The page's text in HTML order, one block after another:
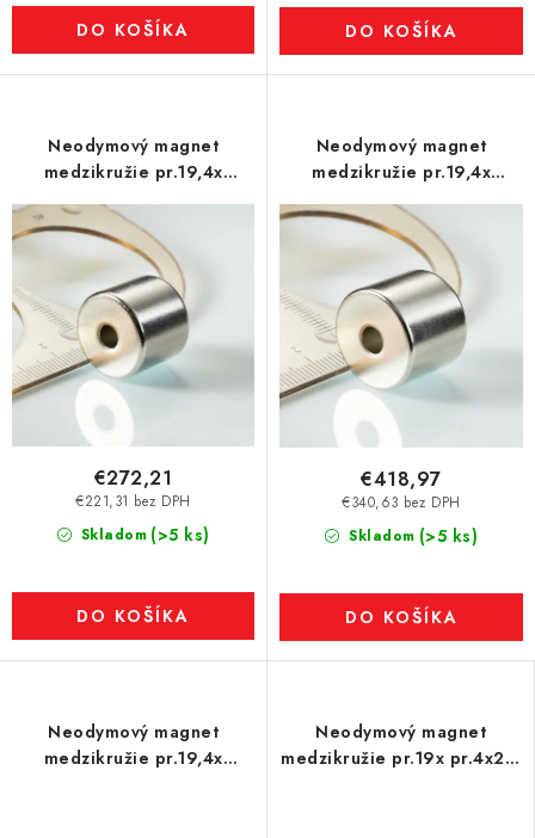
DO KOŠÍKA DO KOŠÍKA
Neodymový magnet
medzikružie pr.19,4x
pr.5,1x16 N 120 °C, VMM4H
Skladom (>5 ks)
€221,31 bez DPH
€272,21
DO KOŠÍKA
Neodymový magnet
medzikružie pr.19,4x
pr.5,1x16 N 120 °C, VMM9H
Skladom (>5 ks)
€340,63 bez DPH
€418,97
DO KOŠÍKA
Neodymový magnet
medzikružie pr.19,4x
Neodymový magnet
medzikružie pr.19x pr.4x2,5